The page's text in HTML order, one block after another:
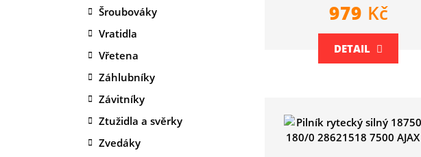
979 Kč
DETAIL
Šroubováky
Vratidla
Vřetena
Záhlubníky
Závitníky
Ztužidla a svěrky
Zvedáky